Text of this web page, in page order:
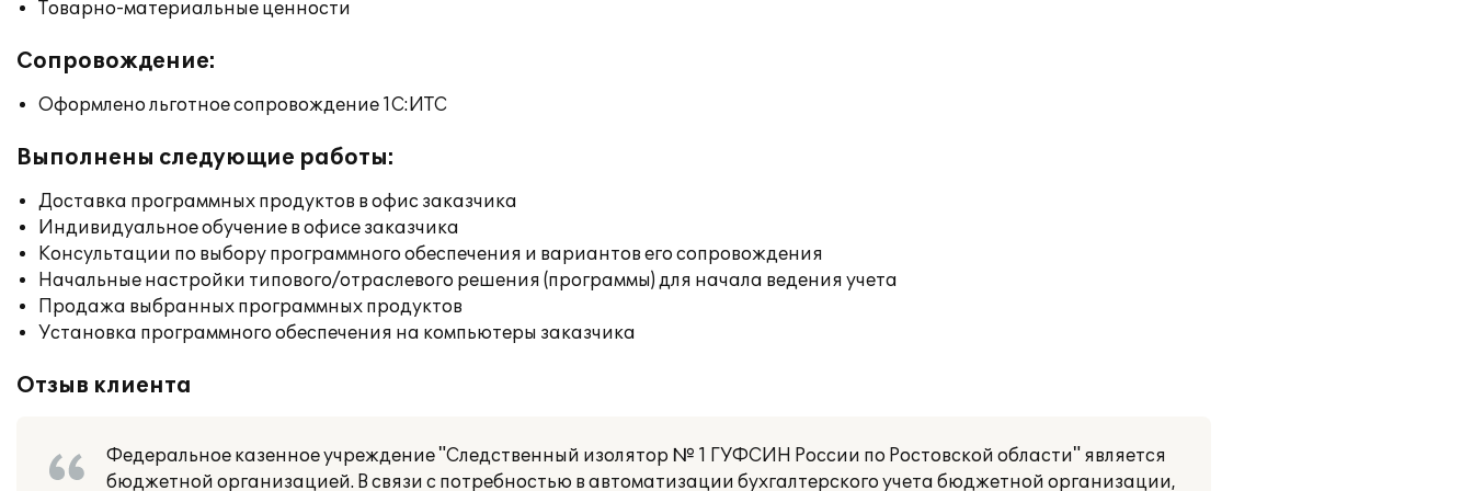
Товарно-материальные ценности
Сопровождение:
Оформлено льготное сопровождение 1С:ИТС
Выполнены следующие работы:
Доставка программных продуктов в офис заказчика
Индивидуальное обучение в офисе заказчика
Консультации по выбору программного обеспечения и вариантов его сопровождения
Начальные настройки типового/отраслевого решения (программы) для начала ведения учета
Продажа выбранных программных продуктов
Установка программного обеспечения на компьютеры заказчика
Отзыв клиента
Федеральное казенное учреждение "Следственный изолятор № 1 ГУФСИН России по Ростовской области" является
бюджетной организацией. В связи с потребностью в автоматизации бухгалтерского учета бюджетной организации,